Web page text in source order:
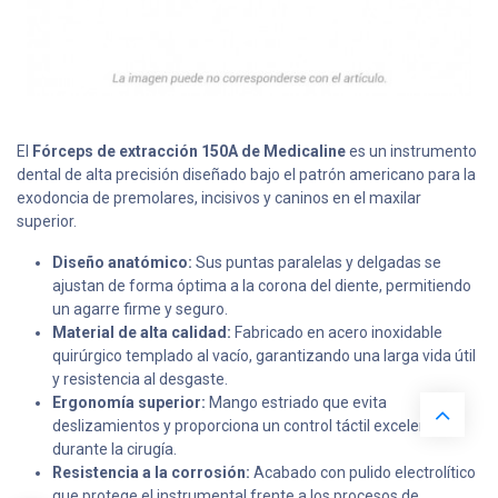
El Fórceps de extracción 150A de Medicalinees un instrumento
dental de alta precisión diseñado bajo el patrón americano para la
exodoncia de premolares, incisivos y caninos en el maxilar
superior.
Diseño anatómico: Sus puntas paralelas y delgadas se
ajustan de forma óptima a la corona del diente, permitiendo
un agarre firme y seguro.
Material de alta calidad: Fabricado en acero inoxidable
quirúrgico templado al vacío, garantizando una larga vida útil
y resistencia al desgaste.
Ergonomía superior: Mango estriado que evita
deslizamientos y proporciona un control táctil excelente
durante la cirugía.
Resistencia a la corrosión: Acabado con pulido electrolítico